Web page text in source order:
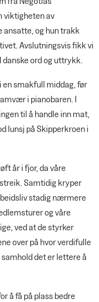
viktigheten av
ansatte, og hun trakk
Avslutningsvis fikk vi
ord og uttrykk.
en smakfull middag, før
i pianobaren. I
til å handle inn mat,
lunsj på Skipperkroen i
år i fjor, da våre
Samtidig kryper
stadig nærmere
og våre
ved at de styrker
over på hvor verdifulle
det er lettere å
å få på plass bedre